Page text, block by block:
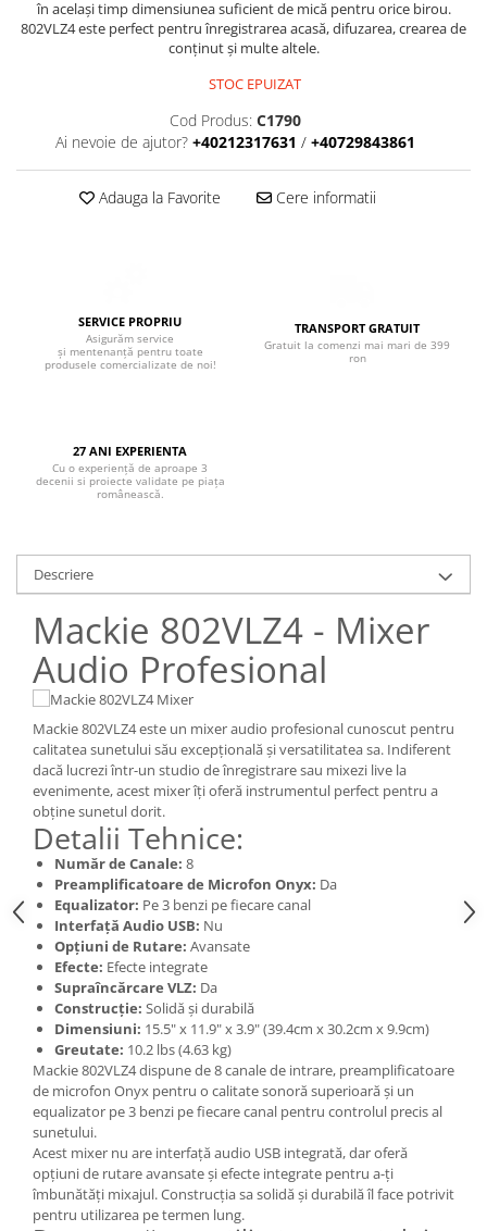
Boxe exterior
Boxe active
Soundbar
în același timp dimensiunea suficient de mică pentru orice birou.
802VLZ4 este perfect pentru înregistrarea acasă, difuzarea, crearea de
conținut și multe altele.
STOC EPUIZAT
Cod Produs: C1790
Ai nevoie de ajutor? +40212317631 / +40729843861
Adauga la Favorite Cere informatii
SERVICE PROPRIU
Asigurăm service
și mentenanță pentru toate
produsele comercializate de noi!
TRANSPORT GRATUIT
Gratuit la comenzi mai mari de 399
ron
27 ANI EXPERIENTA
Cu o experiență de aproape 3
decenii si proiecte validate pe piața
românească.
Descriere
Mackie 802VLZ4 - Mixer
Audio Profesional
Mackie 802VLZ4 este un mixer audio profesional cunoscut pentru
calitatea sunetului său excepțională și versatilitatea sa. Indiferent
dacă lucrezi într-un studio de înregistrare sau mixezi live la
evenimente, acest mixer îți oferă instrumentul perfect pentru a
obține sunetul dorit.
Detalii Tehnice:
Număr de Canale: 8
Preamplificatoare de Microfon Onyx: Da
Equalizator: Pe 3 benzi pe fiecare canal
Interfață Audio USB: Nu
Opțiuni de Rutare: Avansate
Efecte: Efecte integrate
Supraîncărcare VLZ: Da
Construcție: Solidă și durabilă
Dimensiuni: 15.5" x 11.9" x 3.9" (39.4cm x 30.2cm x 9.9cm)
Greutate: 10.2 lbs (4.63 kg)
Mackie 802VLZ4 dispune de 8 canale de intrare, preamplificatoare
de microfon Onyx pentru o calitate sonoră superioară și un
equalizator pe 3 benzi pe fiecare canal pentru controlul precis al
sunetului.
Acest mixer nu are interfață audio USB integrată, dar oferă
opțiuni de rutare avansate și efecte integrate pentru a-ți
îmbunătăți mixajul. Construcția sa solidă și durabilă îl face potrivit
pentru utilizarea pe termen lung.